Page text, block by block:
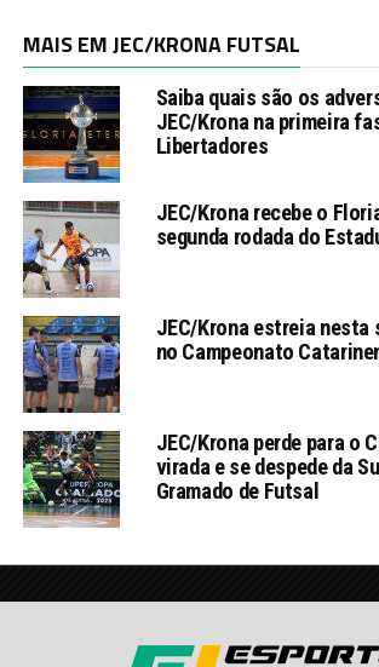
MAIS EM JEC/KRONA FUTSAL
Saiba quais são os
JEC/Krona na primeira
Libertadores
JEC/Krona recebe o
segunda rodada do
JEC/Krona estreia nesta
no Campeonato
JEC/Krona perde para o
virada e se despede da
Gramado de Futsal